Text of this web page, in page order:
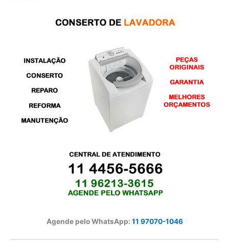
Agende pelo WhatsApp: 11 97070-1046